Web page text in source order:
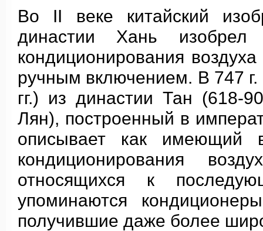
Во II веке китайский
династии Хань
кондиционирования
ручным включением. В 747
гг.) из династии Тан (618-
Лян), построенный в
описывает как имеющий
кондиционирования
относящихся к
упоминаются
получившие даже более